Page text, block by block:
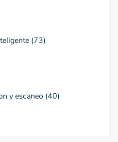
(73)
y escaneo (40)